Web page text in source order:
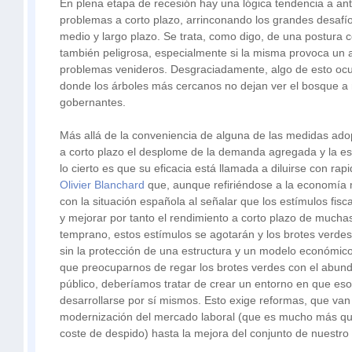
En plena etapa de recesión hay una lógica tendencia a
problemas a corto plazo, arrinconando los grandes
medio y largo plazo. Se trata, como digo, de una postura
también peligrosa, especialmente si la misma provoca un
problemas venideros. Desgraciadamente, algo de esto
donde los árboles más cercanos no dejan ver el bosque a
gobernantes.
Más allá de la conveniencia de alguna de las medidas
a corto plazo el desplome de la demanda agregada y la
lo cierto es que su eficacia está llamada a diluirse con
Olivier Blanchard que, aunque refiriéndose a la economía
con la situación española al señalar que los estímulos
y mejorar por tanto el rendimiento a corto plazo de
temprano, estos estímulos se agotarán y los brotes
sin la protección de una estructura y un modelo
que preocuparnos de regar los brotes verdes con el
público, deberíamos tratar de crear un entorno en que
desarrollarse por sí mismos. Esto exige reformas, que
modernización del mercado laboral (que es mucho más
coste de despido) hasta la mejora del conjunto de